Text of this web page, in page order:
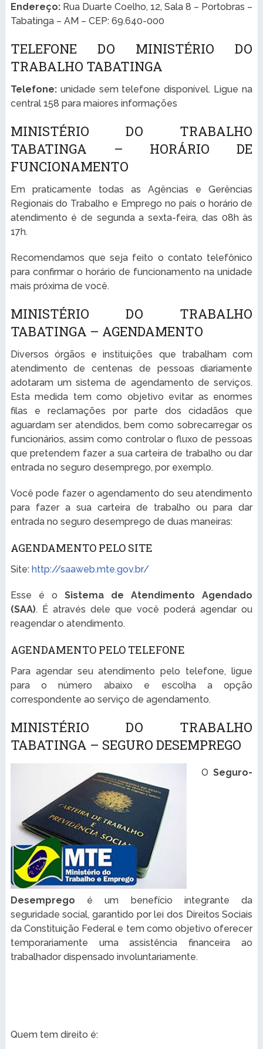
Endereço:Rua Duarte Coelho, 12, Sala 8 – Portobras –
Tabatinga – AM – CEP: 69.640-000
TELEFONE DO MINISTÉRIO DO
TRABALHO TABATINGA
Telefone:unidade sem telefone disponível. Ligue na
central 158 para maiores informações
MINISTÉRIO DO TRABALHO
TABATINGA – HORÁRIO DE
FUNCIONAMENTO
Em praticamente todas as Agências e Gerências
Regionais do Trabalho e Emprego no país o horário de
atendimento é de segunda a sexta-feira, das 08h às
17h.
Recomendamos que seja feito o contato telefônico
para confirmar o horário de funcionamento na unidade
mais próxima de você.
MINISTÉRIO DO TRABALHO
TABATINGA – AGENDAMENTO
Diversos órgãos e instituições que trabalham com
atendimento de centenas de pessoas diariamente
adotaram um sistema de agendamento de serviços.
Esta medida tem como objetivo evitar as enormes
filas e reclamações por parte dos cidadãos que
aguardam ser atendidos, bem como sobrecarregar os
funcionários, assim como controlar o fluxo de pessoas
que pretendem fazer a sua carteira de trabalho ou dar
entrada no seguro desemprego, por exemplo.
Você pode fazer o agendamento do seu atendimento
para fazer a sua carteira de trabalho ou para dar
entrada no seguro desemprego de duas maneiras:
AGENDAMENTO PELO SITE
Site: http://saaweb.mte.gov.br/
Esse é o Sistema de Atendimento Agendado
(SAA). É através dele que você poderá agendar ou
reagendar o atendimento.
AGENDAMENTO PELO TELEFONE
Para agendar seu atendimento pelo telefone, ligue
para o número abaixo e escolha a opção
correspondente ao serviço de agendamento.
MINISTÉRIO DO TRABALHO
TABATINGA – SEGURO DESEMPREGO
OSeguro-
Desemprego é um benefício integrante da
seguridade social, garantido por lei dos Direitos Sociais
da Constituição Federal e tem como objetivo oferecer
temporariamente uma assistência financeira ao
trabalhador dispensado involuntariamente.
Quem tem direito é: